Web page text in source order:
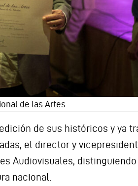
de las Artes
de sus históricos y ya
el director y
Audiovisuales,
nacional.